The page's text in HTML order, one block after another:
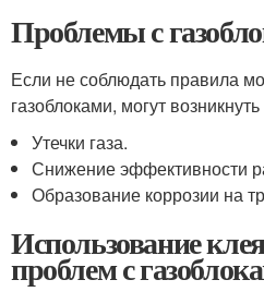
Проблемы с
Если не соблюдать правила
газоблоками, могут
Утечки газа.
Снижение эффективности
Образование коррозии на
Использование
проблем с